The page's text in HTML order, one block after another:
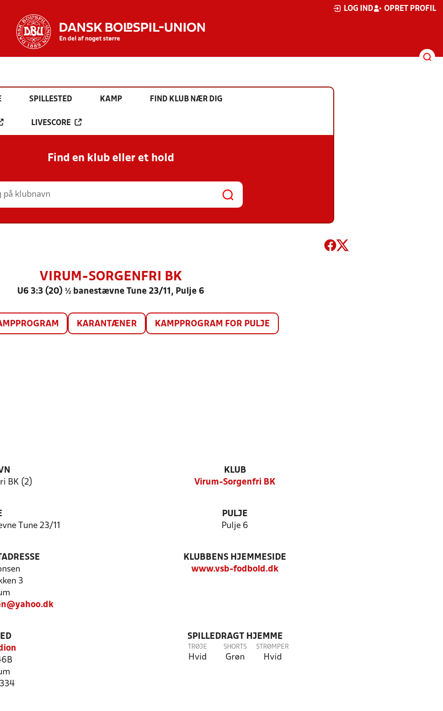
LOG IND OPRET PROFIL
SPILLESTED KAMP FIND KLUB NÆR DIG
LIVESCORE
Find en klub eller et hold
VIRUM-SORGENFRI BK
U6 3:3 (20) ½ banestævne Tune 23/11, Pulje 6
KARANTÆNER KAMPPROGRAM FOR PULJE
BK (2)
KLUB
Virum-Sorgenfri BK
Tune 23/11
PULJE
Pulje 6
3
KLUBBENS HJEMMESIDE
www.vsb-fodbold.dk
SPILLEDRAGT HJEMME
TRØJE
Hvid
SHORTS
Grøn
STRØMPER
Hvid